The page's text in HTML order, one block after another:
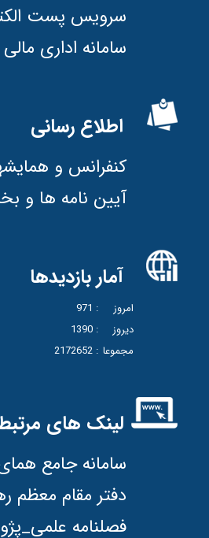
سرویس پست
سامانه اداری مالی
اطلاع رسانی
کنفرانس و
آیین نامه ها و
آمار بازدیدها
امروز
: 971
دیروز
: 1390
مجموعا : 2172652
لینک های
سامانه جامع
دفتر مقام معظم
فصلنامه